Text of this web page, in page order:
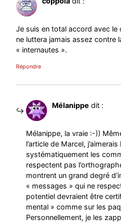
Je suis en total accord avec le
ne luttera jamais assez contre
« internautes ».
Répondre
Mélanippe dit :
Mélanippe, la vraie :-))
l’article de Marcel,
systématiquement les
respectent pas
montrent un grand degré
« messages » qui ne
potentiel devraient être
mental » comme sur les
Personnellement, je les